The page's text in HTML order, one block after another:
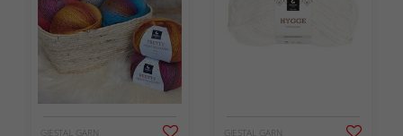
GJESTAL GARN GJESTAL GARN